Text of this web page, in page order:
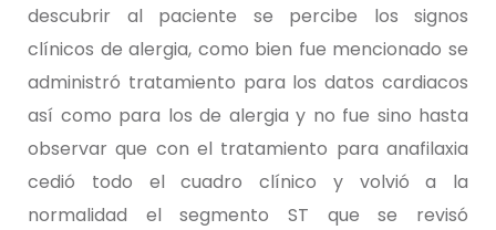
descubrir al paciente se percibe los signos
clínicos de alergia, como bien fue mencionado se
administró tratamiento para los datos cardiacos
así como para los de alergia y no fue sino hasta
observar que con el tratamiento para anafilaxia
cedió todo el cuadro clínico y volvió a la
normalidad el segmento ST que se revisó